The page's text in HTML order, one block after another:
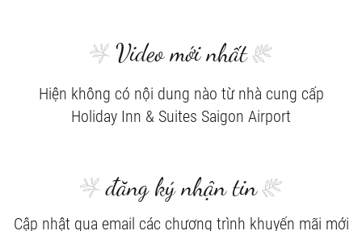
Video mới nhất
Hiện không có nội dung nào từ nhà cung cấp
Holiday Inn & Suites Saigon Airport
đăng ký nhận tin
Cập nhật qua email các chương trình khuyến mãi mới